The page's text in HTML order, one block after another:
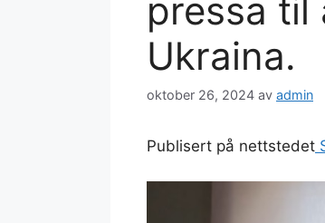
pressa til
Ukraina.
oktober 26, 2024 av admin
Publisert på nettstedet